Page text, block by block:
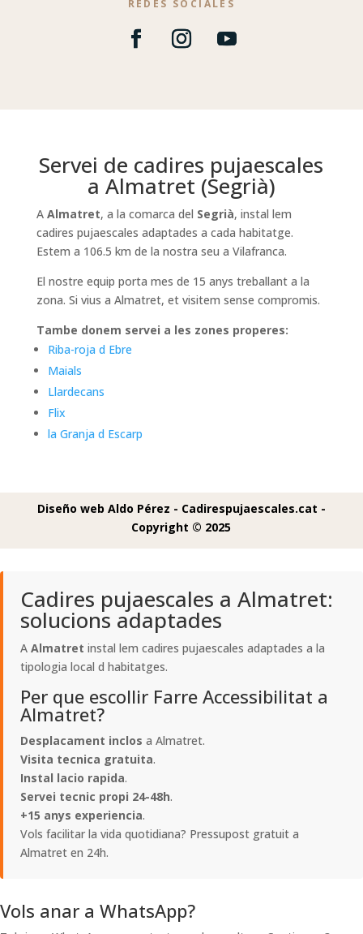
REDES SOCIALES
Servei de cadires pujaescales
a Almatret (Segrià)
A Almatret, a la comarca del Segrià, instal lem
cadires pujaescales adaptades a cada habitatge.
Estem a 106.5 km de la nostra seu a Vilafranca.
El nostre equip porta mes de 15 anys treballant a la
zona. Si vius a Almatret, et visitem sense compromis.
Tambe donem servei a les zones properes:
Riba-roja d Ebre
Maials
Llardecans
Flix
la Granja d Escarp
Diseño web Aldo Pérez - Cadirespujaescales.cat -
Copyright © 2025
Cadires pujaescales a Almatret:
solucions adaptades
A Almatret instal lem cadires pujaescales adaptades a la
tipologia local d habitatges.
Per que escollir Farre Accessibilitat a
Almatret?
Desplacament inclos a Almatret.
Visita tecnica gratuita.
Instal lacio rapida.
Servei tecnic propi 24-48h.
+15 anys experiencia.
Vols facilitar la vida quotidiana? Pressupost gratuit a
Almatret en 24h.
Vols anar a WhatsApp?